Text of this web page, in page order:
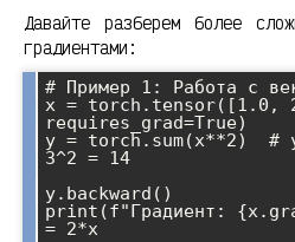
Давайте разберем более
градиентами:
# Пример 1: Работа с
x = torch.tensor([1.0,
requires_grad=True)
y = torch.sum(x**2)  #
3^2 = 14
y.backward()
print(f"Градиент:
= 2*x